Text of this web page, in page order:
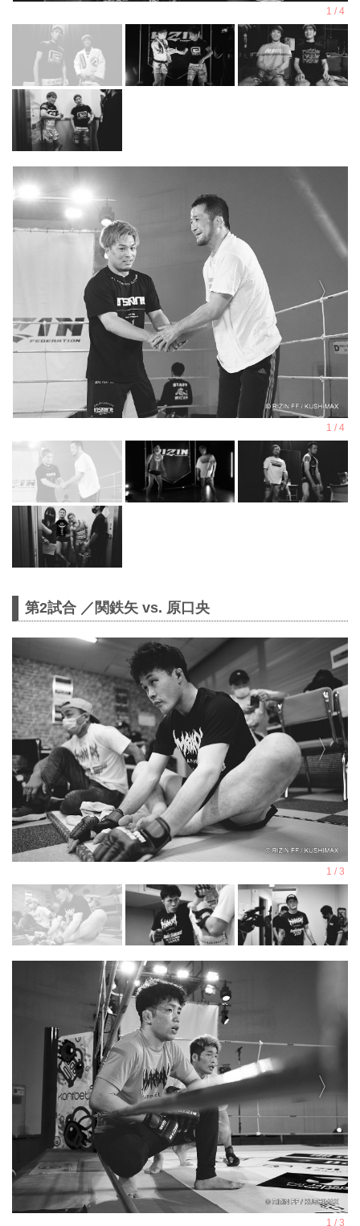
第2試合 ／関鉄矢 vs. 原口央